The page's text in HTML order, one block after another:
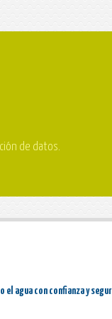
de datos.
el agua con confianza y